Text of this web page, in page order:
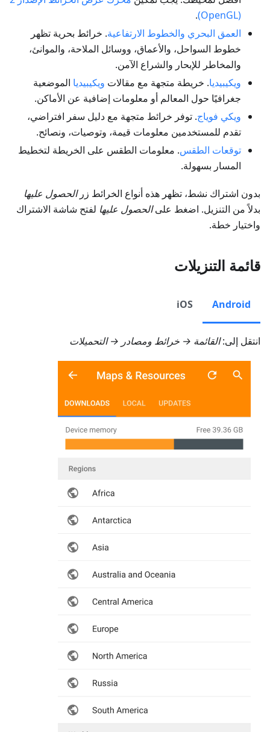
(OpenGL)
.
العمق البحري والخطوط الارتفاعية. خرائط بحرية تظهر
خطوط السواحل، والأعماق، ووسائل الملاحة، والموانئ،
والمخاطر للإبحار والشراع الآمن.
ويكيبيديا. خريطة متجهة مع مقالات ويكيبيديا الموضعية
جغرافيًا حول المعالم أو معلومات إضافية عن الأماكن.
ويكي فوياج. توفر خرائط متجهة مع دليل سفر افتراضي،
تقدم للمستخدمين معلومات قيمة، وتوصيات، ونصائح.
توقعات الطقس. معلومات الطقس على الخريطة لتخطيط
المسار بسهولة.
بدون اشتراك نشط، تظهر هذه أنواع الخرائط زرالحصول عليها
بدلاً من التنزيل. اضغط علىالحصول عليها لفتح شاشة الاشتراك
واختيار خطة.
قائمة التنزيلات
Android
iOS
انتقل إلى:القائمة → خرائط ومصادر → التحميلات